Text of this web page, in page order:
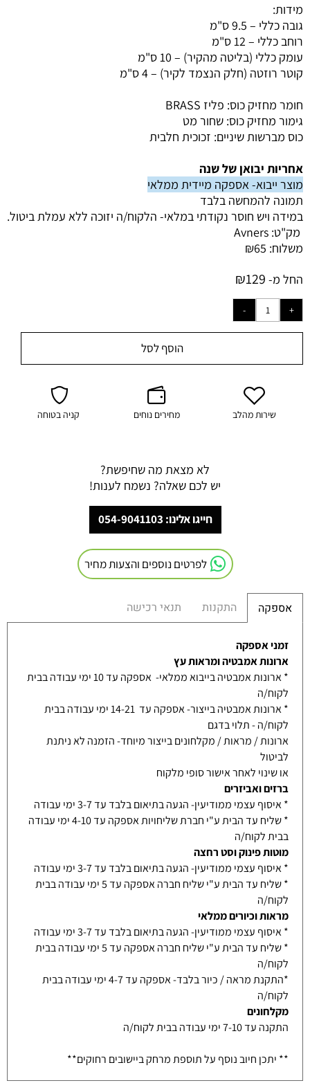
מידות:
גובה כללי – 9.5 ס"מ
רוחב כללי – 12 ס"מ
עומק כללי (בליטה מהקיר) – 10 ס"מ
קוטר רוזטה (חלק הנצמד לקיר) – 4 ס"מ
חומר מחזיק כוס: פליז BRASS
גימור מחזיק כוס: שחור מט
כוס מברשות שיניים: זכוכית חלבית
אחריות יבואן של שנה
מוצר ייבוא- אספקה מיידית ממלאי
תמונה להמחשה בלבד
במידה ויש חוסר נקודתי במלאי- הלקוח/ה יזוכה ללא עמלת ביטול.
מק"ט: Avners
משלוח:
₪65
החל מ-
₪129
הוסף לסל
שירות מהלב מחירים נוחים קניה בטוחה
לא מצאת מה שחיפשת?
יש לכם שאלה? נשמח לענות!
חייגו אלינו: 054-9041103
לפרטים נוספים והצעות מחיר
אספקה התקנות תנאי רכישה
זמני אספקה
ארונות אמבטיה ומראות עץ
* ארונות אמבטיה בייבוא ממלאי- אספקה עד 10 ימי עבודה בבית
לקוח/ה
* ארונות אמבטיה בייצור- אספקה עד 14-21 ימי עבודה בבית
לקוח/ה - תלוי בדגם
ארונות / מראות / מקלחונים בייצור מיוחד- הזמנה לא ניתנת
לביטול
או שינוי לאחר אישור סופי מלקוח
ברזים ואביזרים
* איסוף עצמי ממודיעין- הגעה בתיאום בלבד עד 3-7 ימי עבודה
* שליח עד הבית ע"י חברת שליחויות אספקה עד 4-10 ימי עבודה
בבית לקוח/ה
מוטות פינוק וסט רחצה
* איסוף עצמי ממודיעין- הגעה בתיאום בלבד עד 3-7 ימי עבודה
* שליח עד הבית ע"י שליח חברה אספקה עד 5 ימי עבודה בבית
לקוח/ה
מראות וכיורים ממלאי
* איסוף עצמי ממודיעין- הגעה בתיאום בלבד עד 3-7 ימי עבודה
* שליח עד הבית ע"י שליח חברה אספקה עד 5 ימי עבודה בבית
לקוח/ה
*התקנת מראה / כיור בלבד- אספקה עד 4-7 ימי עבודה בבית
לקוח/ה
מקלחונים
התקנה עד 7-10 ימי עבודה בבית לקוח/ה
** יתכן חיוב נוסף על תוספת מרחק ביישובים רחוקים**